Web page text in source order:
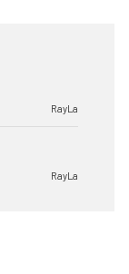
RayLa
RayLa